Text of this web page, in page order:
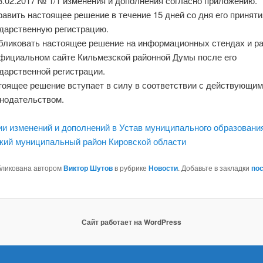
настоящее решение в течение 15 дней со дня его
регистрацию.
настоящее решение на информационных стендах и
сайте Кильмезской районной Думы после его
регистрации.
решение вступает в силу в соответствии с действующим
изменений и дополнений в Устав муниципального
муниципальный район Кировской области
авторомВиктор Шутовв рубрике Новости. Добавьте в закладки
Сайт работает на WordPress